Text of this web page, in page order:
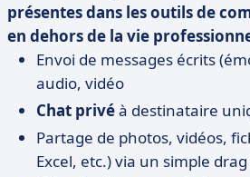
présentes dans les outils de
en dehors de la vie
Envoi de messages écrits
audio, vidéo
Chat privéà destinataire
Partage de photos, vidéos,
Excel, etc.) via un simple